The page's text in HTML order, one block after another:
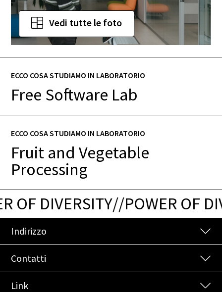
Vedi tutte le foto
ECCO COSA STUDIAMO IN LABORATORIO
Free Software Lab
ECCO COSA STUDIAMO IN LABORATORIO
Fruit and Vegetable
Processing
OF DIVERSITY//POWER OF
Indirizzo
Contatti
Link